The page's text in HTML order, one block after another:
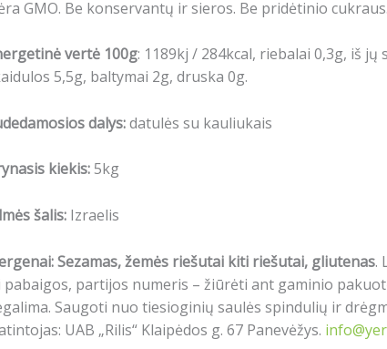
GMO. Be konservantų ir sieros. Be pridėtinio cukraus.
vertė 100g: 1189kj / 284kcal, riebalai 0,3g, iš
5,5g, baltymai 2g, druska 0g.
dalys:datulės su kauliukais
kiekis:5kg
šalis: Izraelis
Sezamas, žemės riešutai kiti riešutai, gliutenas.
pabaigos, partijos numeris – žiūrėti ant gaminio
Saugoti nuo tiesioginių saulės spindulių ir
UAB „Rilis“ Klaipėdos g. 67 Panevėžys.